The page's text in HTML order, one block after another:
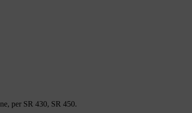
per SR 430, SR 450.